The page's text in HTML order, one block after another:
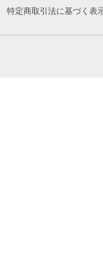
特定商取引法に基づく表